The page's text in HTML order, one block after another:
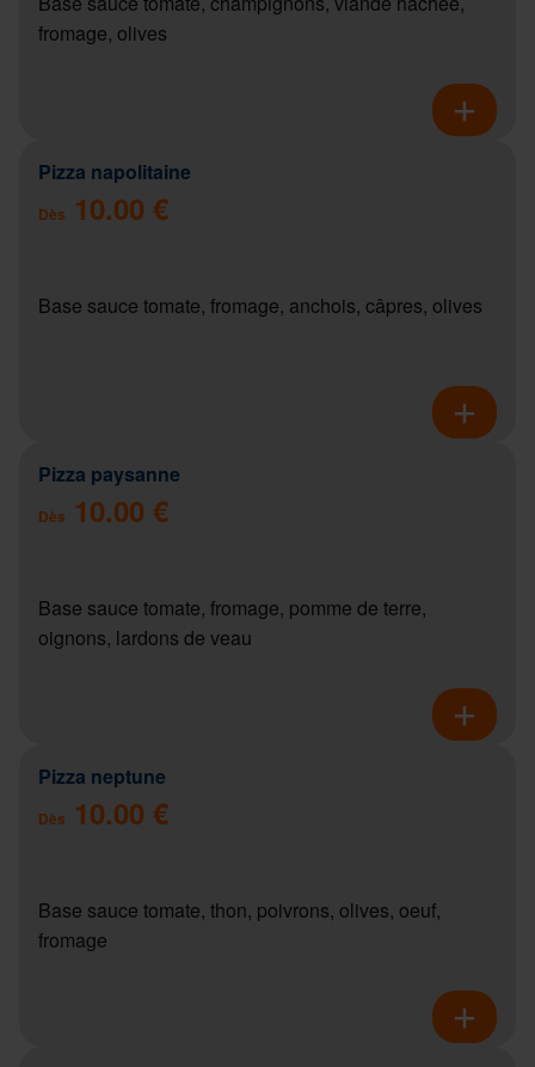
fromage, olives
Pizza napolitaine
Dès 10.00 €
Base sauce tomate, fromage, anchois, câpres, olives
Pizza paysanne
Dès 10.00 €
Base sauce tomate, fromage, pomme de terre,
oignons, lardons de veau
Pizza neptune
Dès 10.00 €
Base sauce tomate, thon, poivrons, olives, oeuf,
fromage